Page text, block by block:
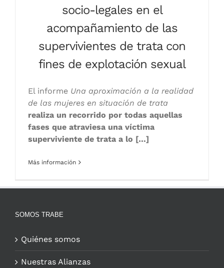
socio-legales en el
acompañamiento de las
supervivientes de trata con
fines de explotación sexual
El informe Una aproximación a la realidad
de las mujeres en situación de trata
realiza un recorrido por todas aquellas
fases que atraviesa una víctima
superviviente de trata a lo […]
Más información
SOMOS TRABE
Quiénes somos
Nuestras Alianzas